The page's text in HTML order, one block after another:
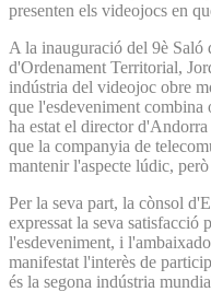
presenten els videojocs en
A la inauguració del 9è Saló
d'Ordenament Territorial,
indústria del videojoc obre
que l'esdeveniment
ha estat el director
que la companyia de
mantenir l'aspecte lúdic,
Per la seva part, la cònsol
expressat la seva
l'esdeveniment, i
manifestat l'interès de
és la segona indústria